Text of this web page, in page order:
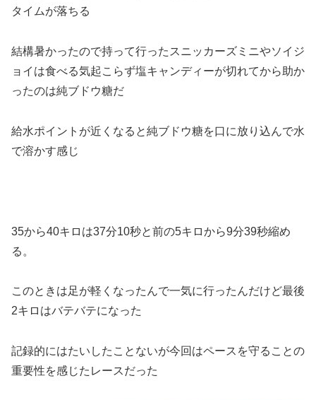
タイムが落ちる
結構暑かったので持って行ったスニッカーズミニやソイジ
ョイは食べる気起こらず塩キャンディーが切れてから助か
ったのは純ブドウ糖だ
給水ポイントが近くなると純ブドウ糖を口に放り込んで水
で溶かす感じ
35から40キロは37分10秒と前の5キロから9分39秒縮め
る。
このときは足が軽くなったんで一気に行ったんだけど最後
2キロはバテバテになった
記録的にはたいしたことないが今回はペースを守ることの
重要性を感じたレースだった